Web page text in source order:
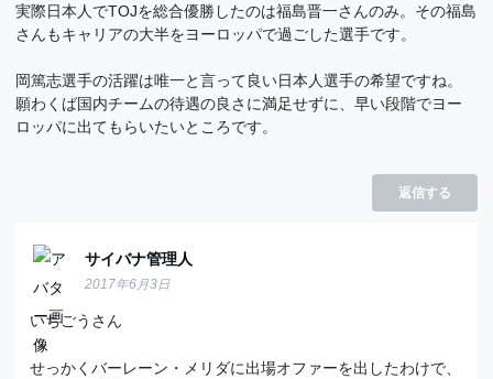
実際日本人でTOJを総合優勝したのは福島晋一さんのみ。その福島
さんもキャリアの大半をヨーロッパで過ごした選手です。
岡篤志選手の活躍は唯一と言って良い日本人選手の希望ですね。
願わくば国内チームの待遇の良さに満足せずに、早い段階でヨー
ロッパに出てもらいたいところです。
返信する
サイバナ管理人
2017年6月3日
いちごうさん
せっかくバーレーン・メリダに出場オファーを出したわけで、